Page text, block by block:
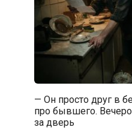
— Он просто друг в
про бывшего.
за дверь